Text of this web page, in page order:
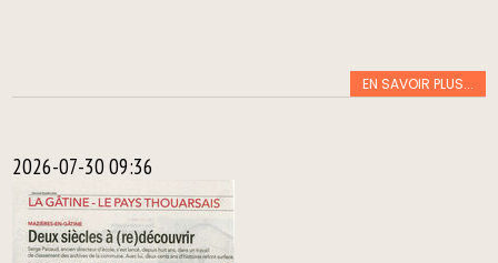
EN SAVOIR PLUS...
2026-07-30 09:36